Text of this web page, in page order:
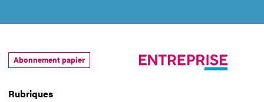
Rubriques
Abonnement papier